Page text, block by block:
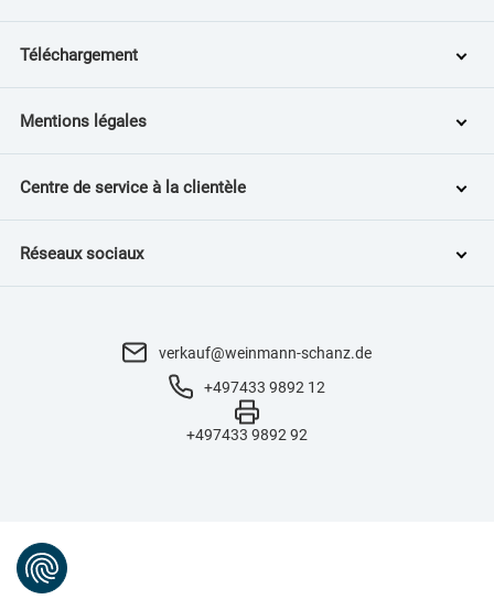
Téléchargement
Mentions légales
Centre de service à la clientèle
Réseaux sociaux
verkauf@weinmann-schanz.de
+497433 9892 12
+497433 9892 92